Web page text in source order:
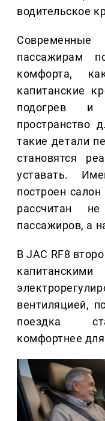
водительское
пассажирам
комфорта,
капитанские
подогрев и
пространство
такие детали
становятся
уставать.
построен
рассчитан
пассажиров, а
В JAC RF8
вентиляцией,
поездка
комфортнее